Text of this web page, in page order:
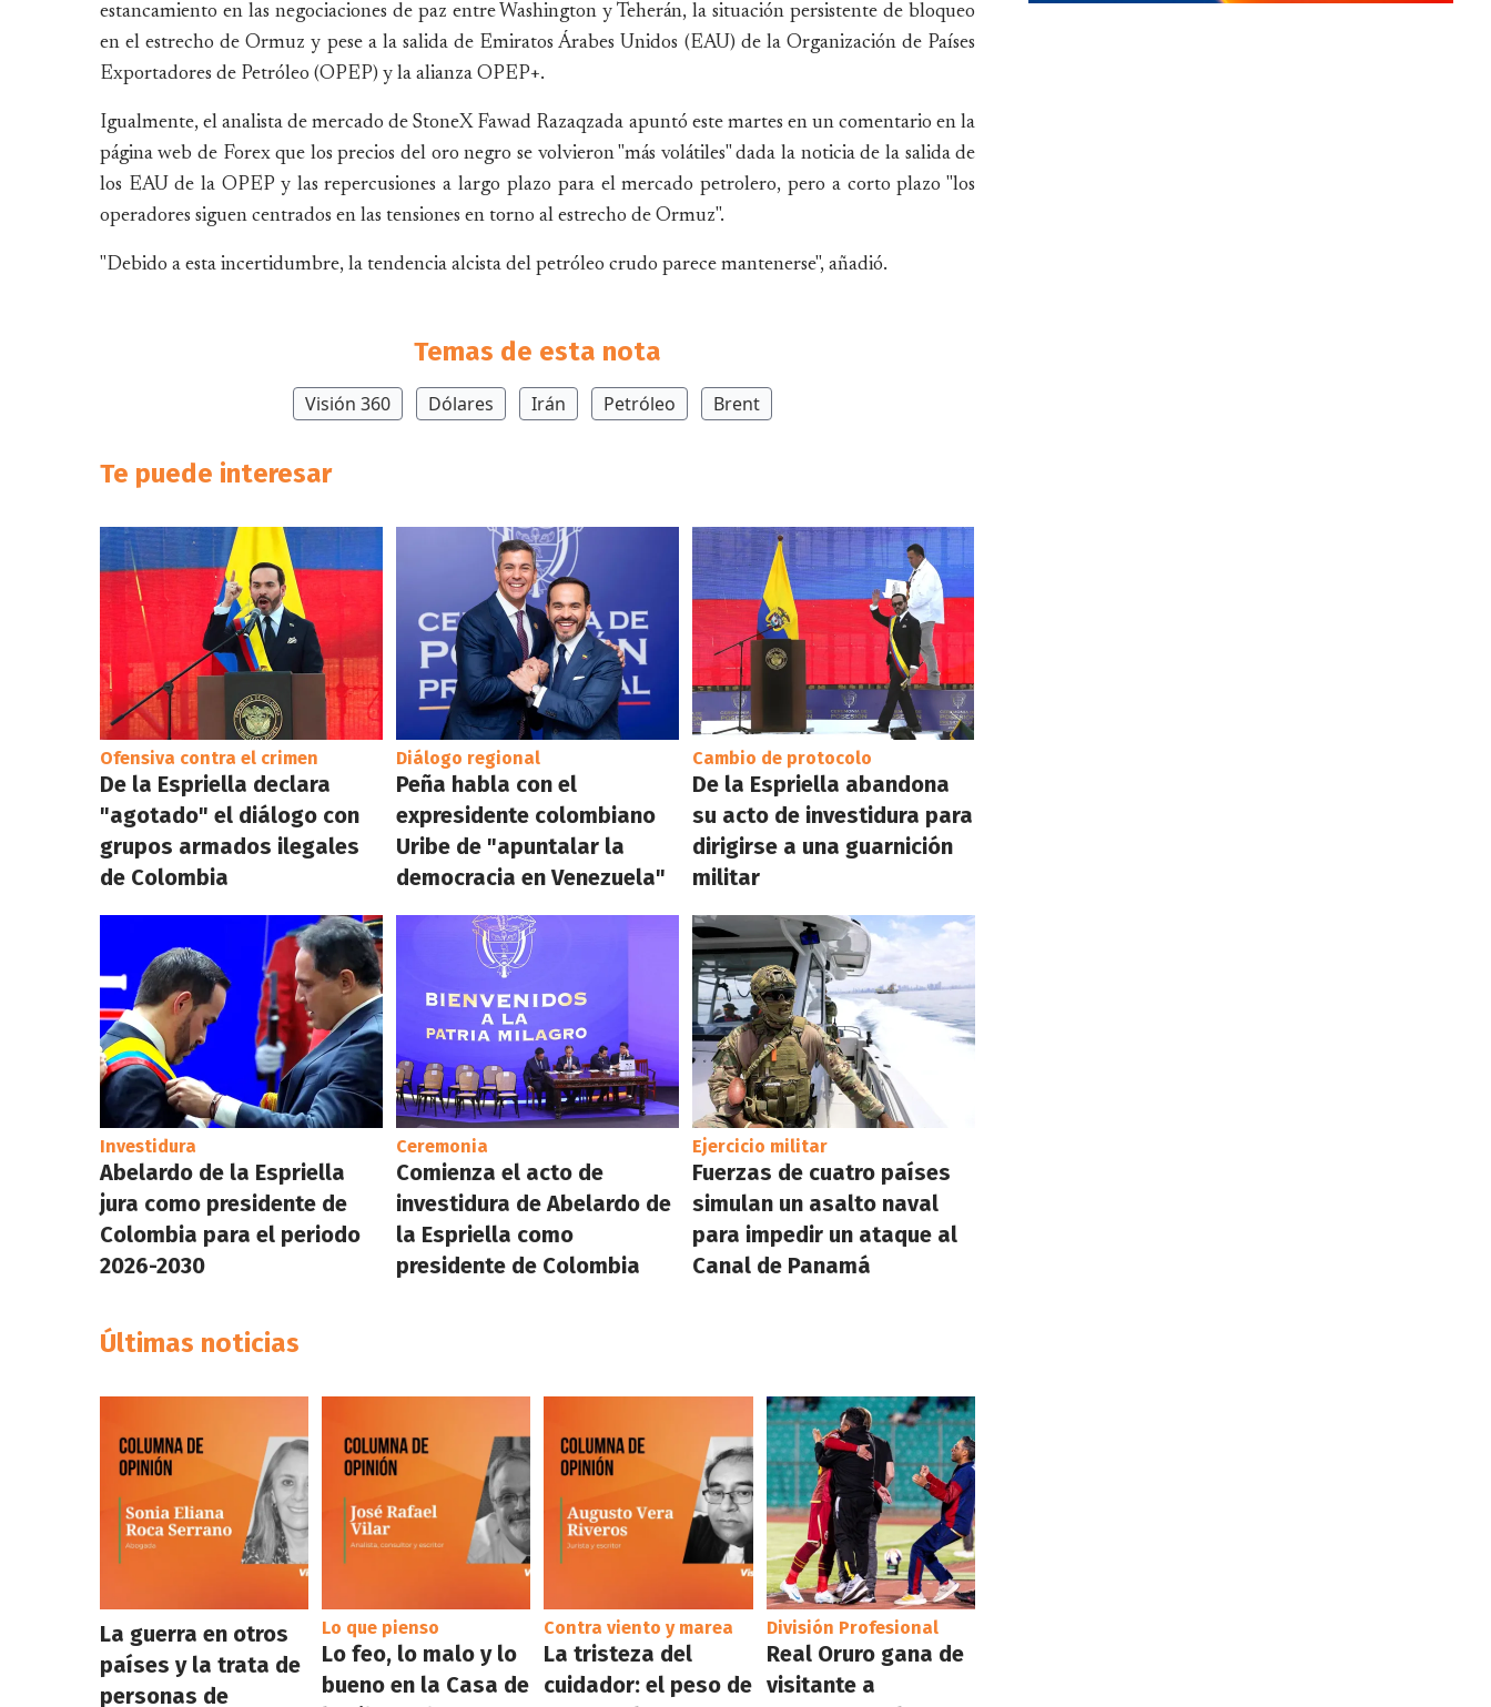
estancamiento en las negociaciones de paz entre Washington y Teherán, la situación persistente de bloqueo
en el estrecho de Ormuz y pese a la salida de Emiratos Árabes Unidos (EAU) de la Organización de Países
Exportadores de Petróleo (OPEP) y la alianza OPEP+.
Igualmente, el analista de mercado de StoneX Fawad Razaqzada apuntó este martes en un comentario en la
página web de Forex que los precios del oro negro se volvieron "más volátiles" dada la noticia de la salida de
los EAU de la OPEP y las repercusiones a largo plazo para el mercado petrolero, pero a corto plazo "los
operadores siguen centrados en las tensiones en torno al estrecho de Ormuz".
"Debido a esta incertidumbre, la tendencia alcista del petróleo crudo parece mantenerse", añadió.
Temas de esta nota
Visión 360 Dólares Irán Petróleo Brent
Te puede interesar
Ofensiva contra el crimen
De la Espriella declara
"agotado" el diálogo con
grupos armados ilegales
de Colombia
Diálogo regional
Peña habla con el
expresidente colombiano
Uribe de "apuntalar la
democracia en Venezuela"
Cambio de protocolo
De la Espriella abandona
su acto de investidura para
dirigirse a una guarnición
militar
Investidura
Abelardo de la Espriella
jura como presidente de
Colombia para el periodo
2026-2030
Ceremonia
Comienza el acto de
investidura de Abelardo de
la Espriella como
presidente de Colombia
Ejercicio militar
Fuerzas de cuatro países
simulan un asalto naval
para impedir un ataque al
Canal de Panamá
Últimas noticias
La guerra en otros
países y la trata de
personas de
Lo que pienso
Lo feo, lo malo y lo
bueno en la Casa de
Contra viento y marea
La tristeza del
cuidador: el peso de
División Profesional
Real Oruro gana de
visitante a